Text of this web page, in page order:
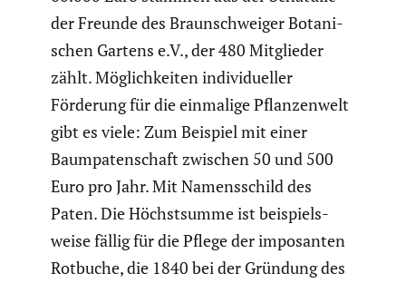
der Freunde des Braun­schweiger Botani­
schen Gartens e.V., der 480 Mitglieder
zählt. Möglich­keiten indivi­du­eller
Förderung für die einmalige Pflan­zen­welt
gibt es viele: Zum Beispiel mit einer
Baumpa­ten­schaft zwischen 50 und 500
Euro pro Jahr. Mit Namens­schild des
Paten. Die Höchst­summe ist beispiels­
weise fällig für die Pflege der imposanten
Rotbuche, die 1840 bei der Gründung des